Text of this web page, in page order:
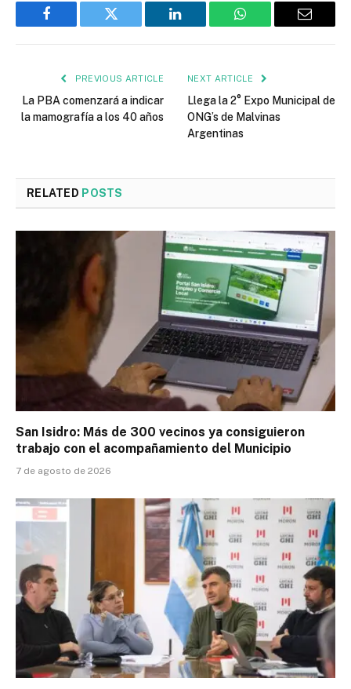
Facebook Twitter LinkedIn WhatsApp Email
PREVIOUS ARTICLE
La PBA comenzará a indicar
la mamografía a los 40 años
NEXT ARTICLE
Llega la 2° Expo Municipal de
ONG’s de Malvinas
Argentinas
RELATED POSTS
San Isidro: Más de 300 vecinos ya consiguieron
trabajo con el acompañamiento del Municipio
7 de agosto de 2026